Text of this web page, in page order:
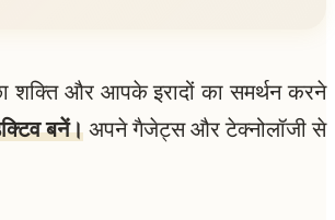
और आपके इरादों का समर्थन करने
बनें। अपने गैजेट्स और टेक्नोलॉजी से